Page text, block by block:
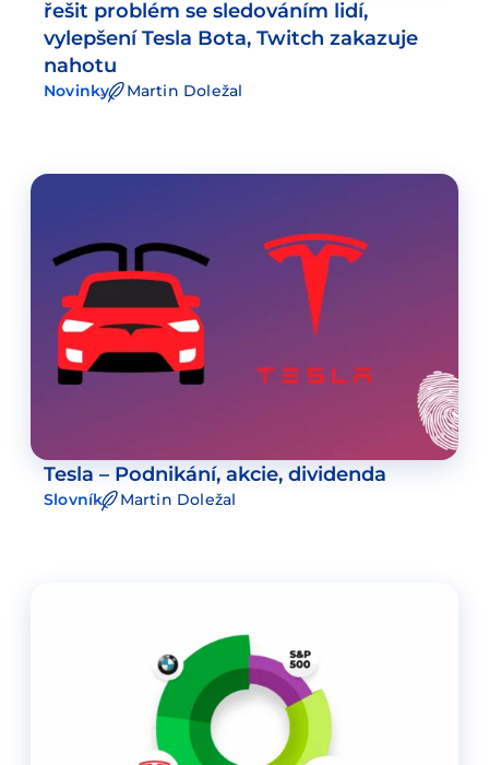
řešit problém se sledováním lidí,
vylepšení Tesla Bota, Twitch zakazuje
nahotu
Novinky Martin Doležal
Tesla – Podnikání, akcie, dividenda
Slovník Martin Doležal